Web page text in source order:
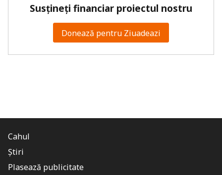
Susțineți financiar proiectul nostru
Donează pentru Ziuadeazi
Cahul
Știri
Plasează publicitate